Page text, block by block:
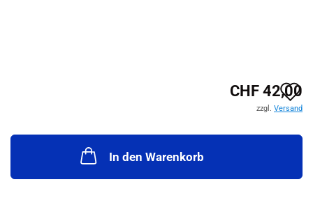
CHF 42,00
zzgl. Versand
In den Warenkorb